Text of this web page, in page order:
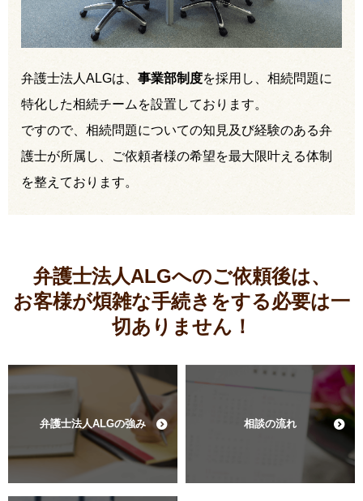
弁護士法人ALGは、 事業部制度を採用し、相続問題に
特化した相続チームを設置しております。
ですので、相続問題についての知見及び経験のある弁
護士が所属し、ご依頼者様の希望を最大限叶える体制
を整えております。
弁護士法人ALGへのご依頼後は、
お客様が煩雑な手続きをする必要は一
切ありません！
弁護士法人ALGの強み 相談の流れ